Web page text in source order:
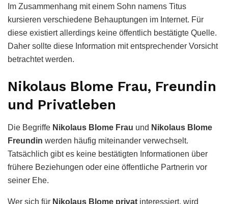
Im Zusammenhang mit einem Sohn namens Titus
kursieren verschiedene Behauptungen im Internet. Für
diese existiert allerdings keine öffentlich bestätigte Quelle.
Daher sollte diese Information mit entsprechender Vorsicht
betrachtet werden.
Nikolaus Blome Frau, Freundin
und Privatleben
Die Begriffe Nikolaus Blome Frau und Nikolaus Blome
Freundin werden häufig miteinander verwechselt.
Tatsächlich gibt es keine bestätigten Informationen über
frühere Beziehungen oder eine öffentliche Partnerin vor
seiner Ehe.
Wer sich für Nikolaus Blome privat interessiert, wird